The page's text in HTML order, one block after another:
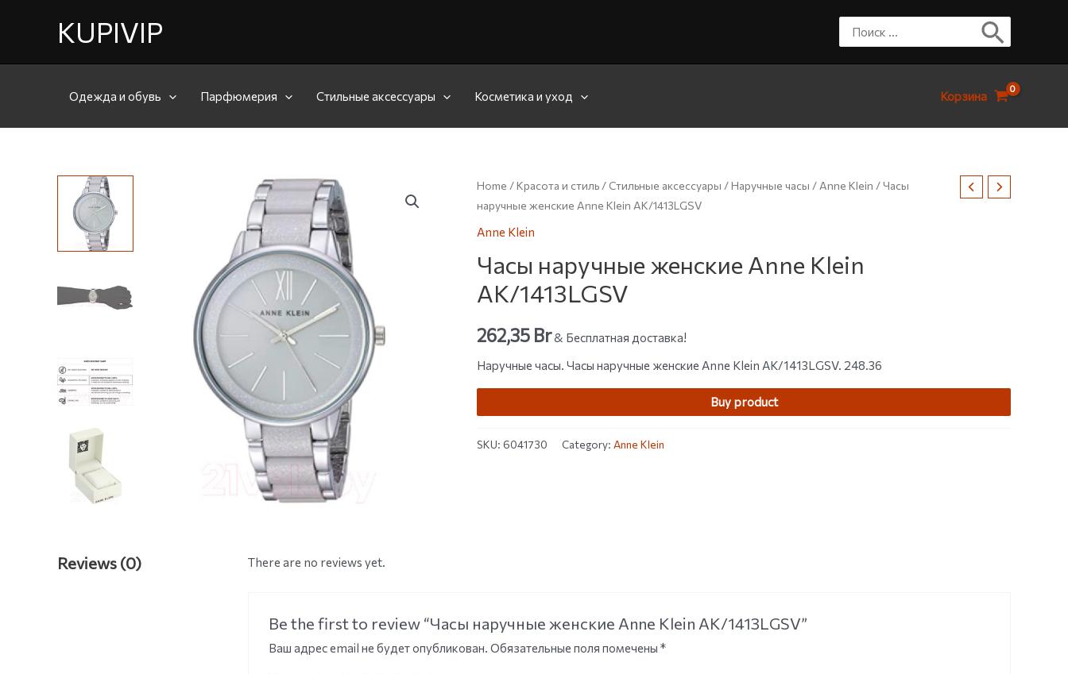
KUPIVIP
Одежда и обувь Парфюмерия Стильные аксессуары Косметика и уход Корзина
Home /Красота и стиль / Стильные аксессуары /Наручные часы / Anne Klein / Часы
наручные женские Anne Klein AK/1413LGSV
Anne Klein
Часы наручные женские Anne Klein
AK/1413LGSV
262,35 Br& Бесплатная доставка!
Наручные часы. Часы наручные женские Anne Klein AK/1413LGSV. 248.36
Buy product
SKU: 6041730 Category: Anne Klein
Reviews (0) There are no reviews yet.
Be the first to review “Часы наручные женские Anne Klein AK/1413LGSV”
Ваш адрес email не будет опубликован. Обязательные поля помечены*